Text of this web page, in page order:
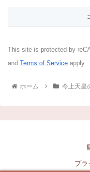
This site is protected by
and Terms of Service apply.
ホーム 今上天皇
プラ